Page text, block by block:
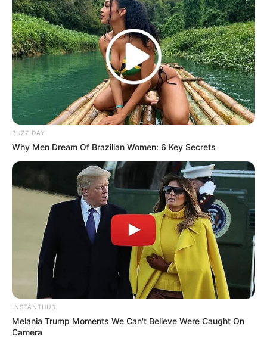
BUZZ DAY
Why Men Dream Of Brazilian Women: 6 Key Secrets
INSTANTHUB
Melania Trump Moments We Can't Believe Were Caught On
Camera